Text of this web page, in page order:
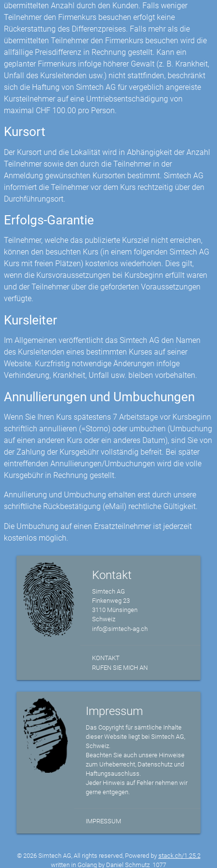
übermittelten Anzahl durch den Kunden. Falls weniger
Teilnehmer den Firmenkurs besuchen erfolgt keine
Rückerstattung des Differenzpreises. Falls mehr als die
übermittelten Teilnehmer den Firmenkurs besuchen wird die
allfällige Preisdifferenz in Rechnung gestellt. Kann ein
geplanter Firmenkurs infolge höherer Gewalt (z. B. Krankheit,
Unfall des Kursleitenden usw.) nicht stattfinden, beschränkt
sich die Haftung von Simtech AG für vergeblich angereiste
Kursteilnehmer auf eine Umtriebsentschädigung von
maximal CHF 100.00 pro Person.
Kursort
Der Kursort und die Lokalität wird in Abhängigkeit der Anzahl
Teilnehmer sowie den durch die Teilnehmer in der
Anmeldung gewünschten Kursorten bestimmt. Simtech AG
informiert die Teilnehmer vor dem Kurs rechtzeitig über den
Durchführungsort.
Erfolgs-Garantie
Teilnehmer, welche das publizierte Kursziel nicht erreichen,
können den besuchten Kurs (in einem folgenden Simtech AG
Kurs mit freien Plätzen) kostenlos wiederholen. Dies gilt,
wenn die Kursvoraussetzungen bei Kursbeginn erfüllt waren
und der Teilnehmer über die geforderten Voraussetzungen
verfügte.
Kursleiter
Im Allgemeinen veröffentlicht das Simtech AG den Namen
des Kursleitenden eines bestimmten Kurses auf seiner
Website. Kurzfristig notwendige Änderungen infolge
Verhinderung, Krankheit, Unfall usw. bleiben vorbehalten.
Annullierungen und Umbuchungen
Wenn Sie Ihren Kurs spätestens 7 Arbeitstage vor Kursbeginn
schriftlich annullieren (=Storno) oder umbuchen (Umbuchung
auf einen anderen Kurs oder ein anderes Datum), sind Sie von
der Zahlung der Kursgebühr vollständig befreit. Bei später
eintreffenden Annullierungen/Umbuchungen wird die volle
Kursgebühr in Rechnung gestellt.
Annullierung und Umbuchung erhalten erst durch unsere
schriftliche Rückbestätigung (eMail) rechtliche Gültigkeit.
Die Umbuchung auf einen Ersatzteilnehmer ist jederzeit
kostenlos möglich.
Kontakt
Simtech AG
Finkenweg 23
3110 Münsingen
Schweiz
info@simtech-ag.ch
KONTAKT
RUFEN SIE MICH AN
Impressum
Das Copyright für sämtliche Inhalte
dieser Website liegt bei Simtech AG,
Schweiz.
Beachten Sie auch unsere Hinweise
zum Urheberrecht, Datenschutz und
Haftungsauschluss.
Jeder Hinweis auf Fehler nehmen wir
gerne entgegen.
IMPRESSUM
© 2026 Simtech AG, All rights reserved, Powered by stack.ch/1.25.2
written in Golang by Daniel Schmutz 1077